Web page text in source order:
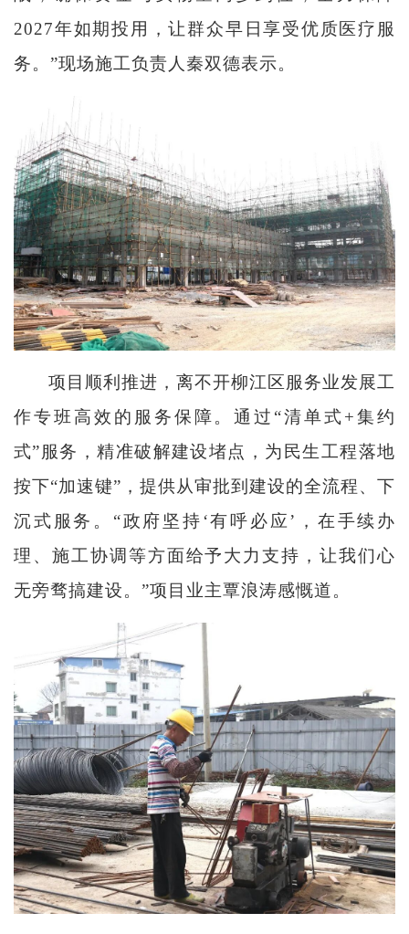
2027年如期投用，让群众早日享受优质医疗服
务。”现场施工负责人秦双德表示。
项目顺利推进，离不开柳江区服务业发展工
作专班高效的服务保障。通过“清单式+集约
式”服务，精准破解建设堵点，为民生工程落地
按下“加速键”，提供从审批到建设的全流程、下
沉式服务。“政府坚持‘有呼必应’，在手续办
理、施工协调等方面给予大力支持，让我们心
无旁骛搞建设。”项目业主覃浪涛感慨道。